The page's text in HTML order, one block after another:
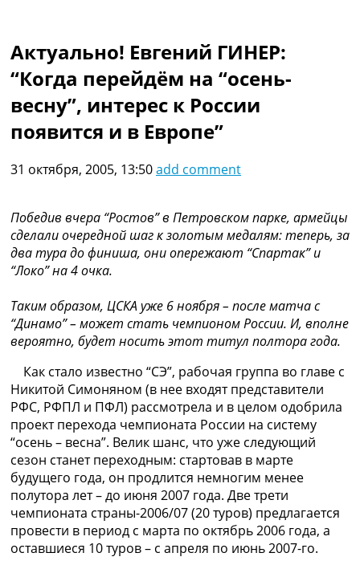
Чемпионат Мира
Украина. Премьер-Лига
Украина. Первая Лига
Лига Чемпионов
Англия. Премьер Лига
Испания. Ла Лига
Таблицы
Украина. Премьер-Лига
Украина. Первая Лига
Лига Чемпионов. Таблицы групп
Англия. Премьер-Лига
Испания. Ла Лига
Все таблицы >>>
Рейтинги
Рейтинг стран УЕФА
Рейтинг клубов УЕФА
Рейтинг ФИФА
ТВ программа
RU
UA
Categories
Главная
Новости футбола
Видео
Трансферы
Актуально! Евгений ГИНЕР:
“Когда перейдём на “осень-
весну”, интерес к России
появится и в Европе”
31 октября, 2005, 13:50add comment
Победив вчера “Ростов” в Петровском парке, армейцы
сделали очередной шаг к золотым медалям: теперь, за
два тура до финиша, они опережают “Спартак” и
“Локо” на 4 очка.
Таким образом, ЦСКА уже 6 ноября – после матча с
“Динамо” – может стать чемпионом России. И, вполне
вероятно, будет носить этот титул полтора года.
Как стало известно “СЭ”, рабочая группа во главе с
Никитой Симоняном (в нее входят представители
РФС, РФПЛ и ПФЛ) рассмотрела и в целом одобрила
проект перехода чемпионата России на систему
“осень – весна”. Велик шанс, что уже следующий
сезон станет переходным: стартовав в марте
будущего года, он продлится немногим менее
полутора лет – до июня 2007 года. Две трети
чемпионата страны-2006/07 (20 туров) предлагается
провести в период с марта по октябрь 2006 года, а
оставшиеся 10 туров – с апреля по июнь 2007-го.